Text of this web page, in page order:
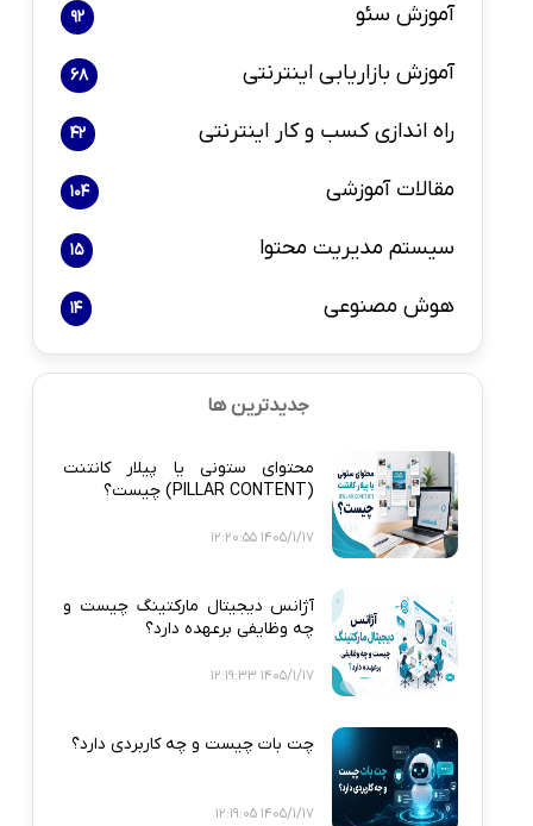
آموزش سئو 92
آموزش بازاریابی اینترنتی 68
راه اندازی کسب و کار اینترنتی 42
مقالات آموزشی 104
سیستم مدیریت محتوا 15
هوش مصنوعی 14
جدیدترین ها
محتوای ستونی یا پیلار کانتنت
(PILLAR CONTENT) چیست؟
1405/1/17 12:20:55
آژانس دیجیتال مارکتینگ چیست و
چه وظایفی برعهده دارد؟
1405/1/17 12:19:33
چت بات چیست و چه کاربردی دارد؟
1405/1/17 12:19:05